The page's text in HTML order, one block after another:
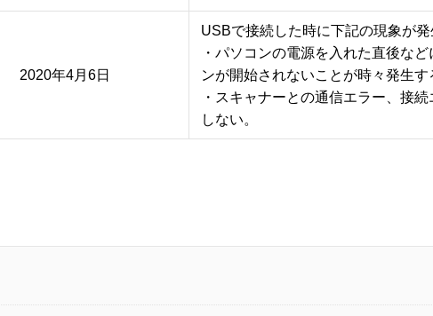
2020年4月6日
USBで接続した時に下記の現象が発
・パソコンの電源を入れた直後な
ンが開始されないことが時々発生す
・スキャナーとの通信エラー、接